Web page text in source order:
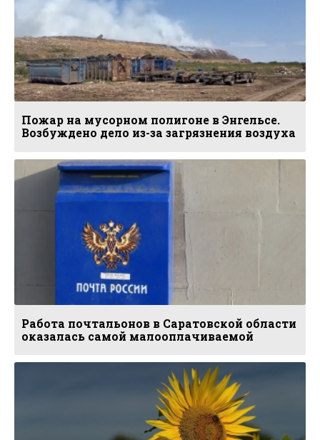
Пожар на мусорном полигоне в Энгельсе.
Возбуждено дело из-за загрязнения воздуха
Работа почтальонов в Саратовской области
оказалась самой малооплачиваемой